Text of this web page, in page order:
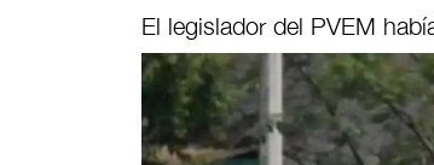
El legislador del PVEM